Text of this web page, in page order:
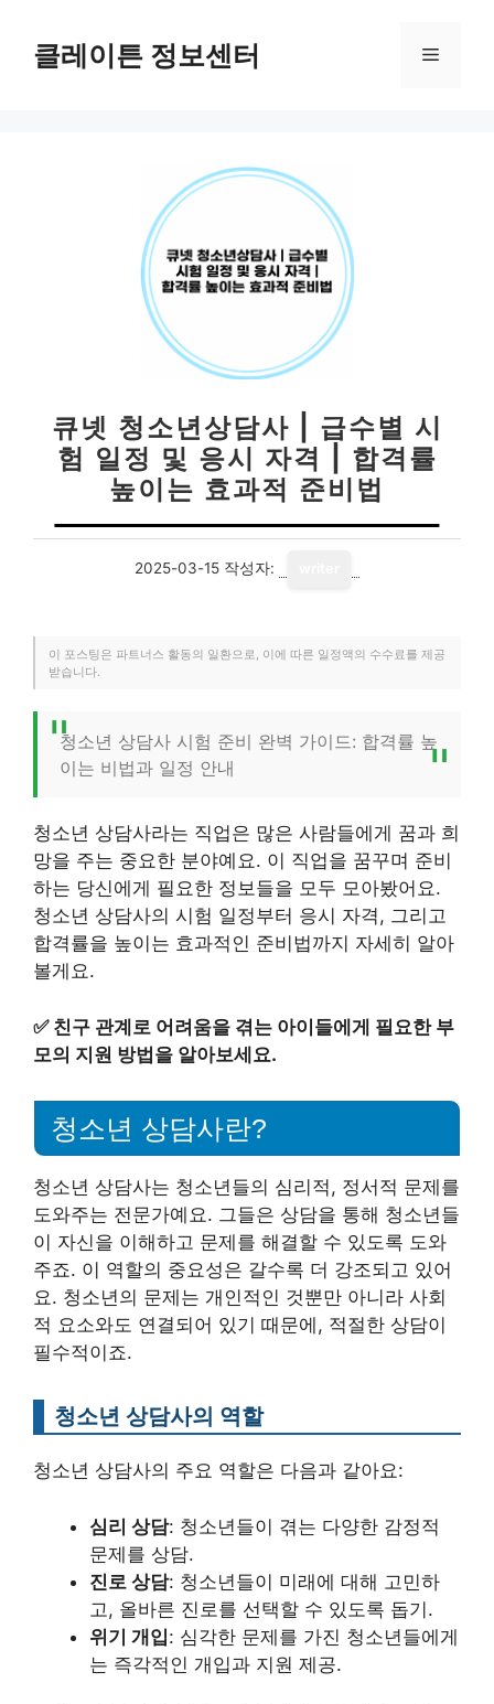
클레이튼 정보센터 메
큐넷 청소년상담사 | 급수별 시
험 일정 및 응시 자격 | 합격률
높이는 효과적 준비법
2025-03-15 작성자:
이 포스팅은 파트너스 활동의 일환으로, 이에 따른 일정액의 수수료를 제공
받습니다.
청소년 상담사 시험 준비 완벽 가이드: 합격률 높
이는 비법과 일정 안내
청소년 상담사라는 직업은 많은 사람들에게 꿈과 희
망을 주는 중요한 분야예요. 이 직업을 꿈꾸며 준비
하는 당신에게 필요한 정보들을 모두 모아봤어요.
청소년 상담사의 시험 일정부터 응시 자격, 그리고
합격률을 높이는 효과적인 준비법까지 자세히 알아
볼게요.
✅ 친구 관계로 어려움을 겪는 아이들에게 필요한 부
모의 지원 방법을 알아보세요.
청소년 상담사란?
청소년 상담사는 청소년들의 심리적, 정서적 문제를
도와주는 전문가예요. 그들은 상담을 통해 청소년들
이 자신을 이해하고 문제를 해결할 수 있도록 도와
주죠. 이 역할의 중요성은 갈수록 더 강조되고 있어
요. 청소년의 문제는 개인적인 것뿐만 아니라 사회
적 요소와도 연결되어 있기 때문에, 적절한 상담이
필수적이죠.
청소년 상담사의 역할
청소년 상담사의 주요 역할은 다음과 같아요:
심리 상담: 청소년들이 겪는 다양한 감정적
문제를 상담.
진로 상담: 청소년들이 미래에 대해 고민하
고, 올바른 진로를 선택할 수 있도록 돕기.
위기 개입: 심각한 문제를 가진 청소년들에게
는 즉각적인 개입과 지원 제공.